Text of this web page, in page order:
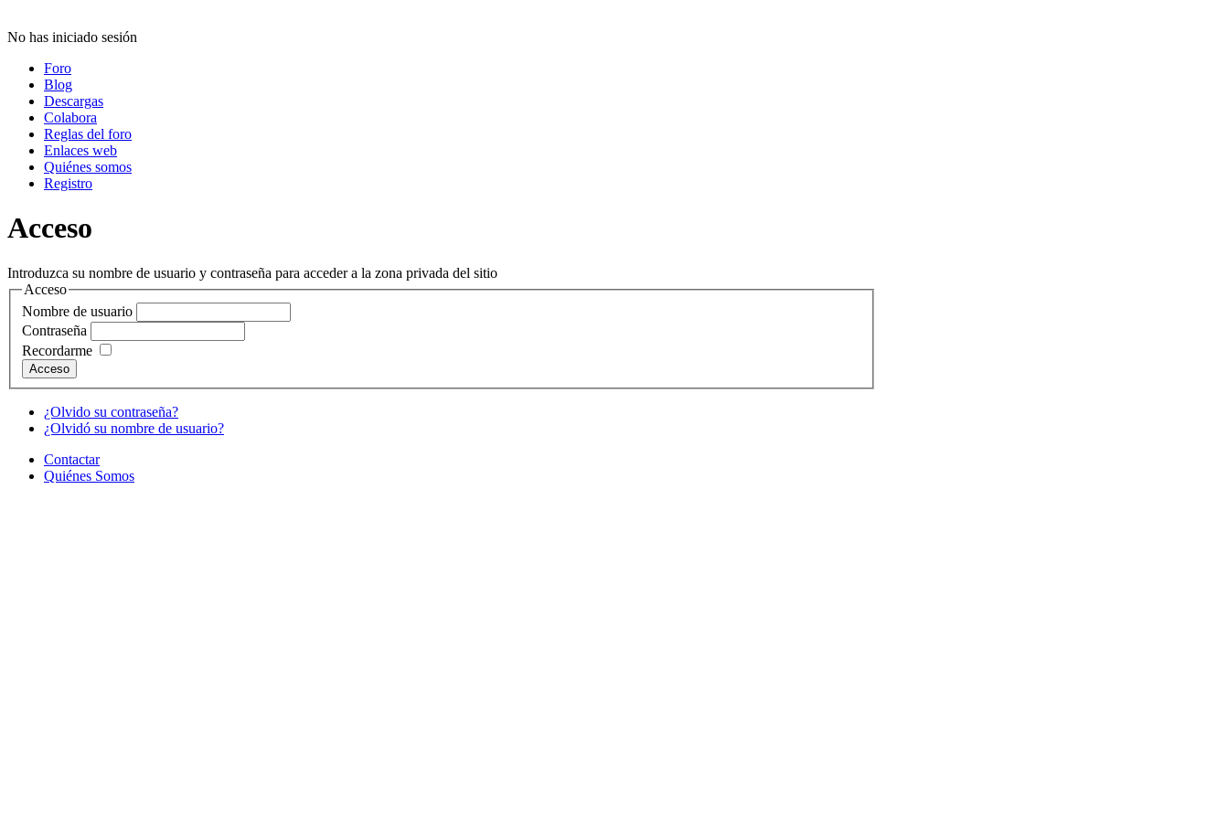
No has iniciado sesión
Foro
Blog
Descargas
Colabora
Reglas del foro
Enlaces web
Quiénes somos
Registro
Acceso
Introduzca su nombre de usuario y contraseña para acceder a la zona privada del sitio
Acceso
Nombre de usuario
Contraseña
Recordarme
¿Olvido su contraseña?
¿Olvidó su nombre de usuario?
Contactar
Quiénes Somos